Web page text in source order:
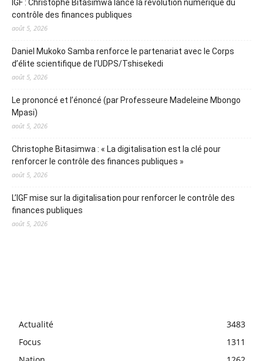
IGF : Christophe Bitasimwa lance la révolution numérique du
contrôle des finances publiques
août 5, 2026
Daniel Mukoko Samba renforce le partenariat avec le Corps
d’élite scientifique de l’UDPS/Tshisekedi
août 5, 2026
Le prononcé et l’énoncé (par Professeure Madeleine Mbongo
Mpasi)
août 5, 2026
Christophe Bitasimwa : « La digitalisation est la clé pour
renforcer le contrôle des finances publiques »
août 5, 2026
L’IGF mise sur la digitalisation pour renforcer le contrôle des
finances publiques
août 5, 2026
Actualité
3483
Focus
1311